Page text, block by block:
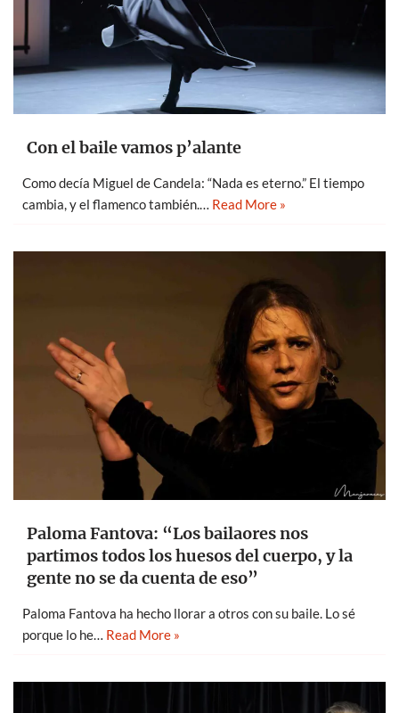
Con el baile vamos p’alante
Como decía Miguel de Candela: “Nada es eterno.” El tiempo
cambia, y el flamenco también.… Read More »
Paloma Fantova: “Los bailaores nos
partimos todos los huesos del cuerpo, y la
gente no se da cuenta de eso”
Paloma Fantova ha hecho llorar a otros con su baile. Lo sé
porque lo he… Read More »